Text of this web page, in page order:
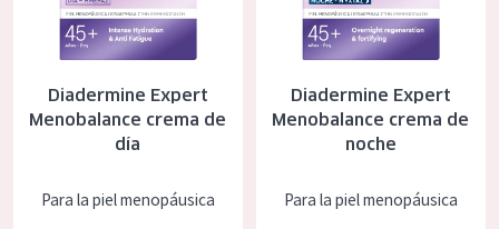
Crema de ojos
Sérum
Limpieza
Essentials
Diadermine Expert
Menobalance crema de
día
Para la piel menopáusica
Diadermine Expert
Menobalance crema de
noche
Para la piel menopáusica